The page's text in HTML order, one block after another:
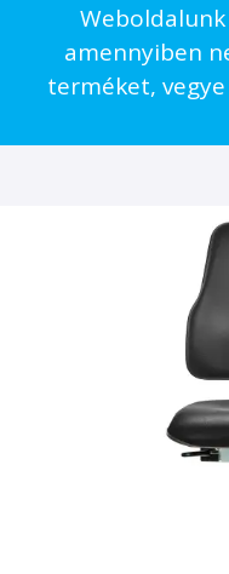
amennyiben
terméket,